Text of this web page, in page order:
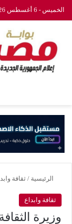
الخميس - 6 أغسطس 2026
الرئيسية / ثقافة
ثقافة وابداع
وزيرة